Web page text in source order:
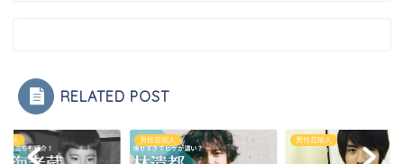
RELATED POST
男性芸能人 男性芸能人 男性芸能人